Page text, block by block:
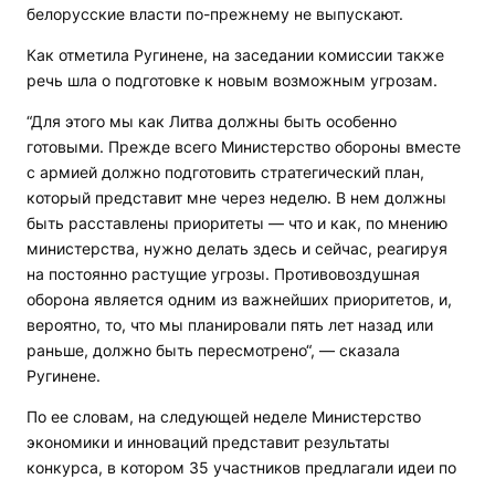
белорусские власти по-прежнему не выпускают.
Как отметила Ругинене, на заседании комиссии также
речь шла о подготовке к новым возможным угрозам.
“Для этого мы как Литва должны быть особенно
готовыми. Прежде всего Министерство обороны вместе
с армией должно подготовить стратегический план,
который представит мне через неделю. В нем должны
быть расставлены приоритеты — что и как, по мнению
министерства, нужно делать здесь и сейчас, реагируя
на постоянно растущие угрозы. Противовоздушная
оборона является одним из важнейших приоритетов, и,
вероятно, то, что мы планировали пять лет назад или
раньше, должно быть пересмотрено“, — сказала
Ругинене.
По ее словам, на следующей неделе Министерство
экономики и инноваций представит результаты
конкурса, в котором 35 участников предлагали идеи по